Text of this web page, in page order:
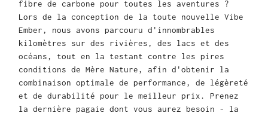
fibre de carbone pour toutes les aventures ?
Lors de la conception de la toute nouvelle Vibe
Ember, nous avons parcouru d'innombrables
kilomètres sur des rivières, des lacs et des
océans, tout en la testant contre les pires
conditions de Mère Nature, afin d'obtenir la
combinaison optimale de performance, de légèreté
et de durabilité pour le meilleur prix. Prenez
la dernière pagaie dont vous aurez besoin - la